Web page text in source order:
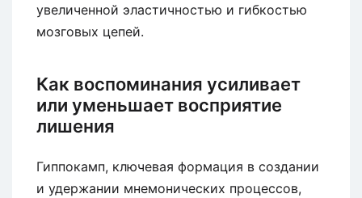
увеличенной эластичностью и гибкостью
мозговых цепей.
Как воспоминания усиливает
или уменьшает восприятие
лишения
Гиппокамп, ключевая формация в создании
и удержании мнемонических процессов,